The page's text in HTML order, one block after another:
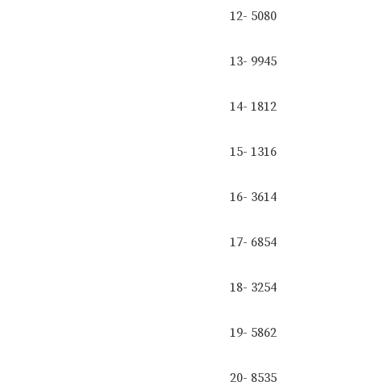
12- 5080
13- 9945
14- 1812
15- 1316
16- 3614
17- 6854
18- 3254
19- 5862
20- 8535